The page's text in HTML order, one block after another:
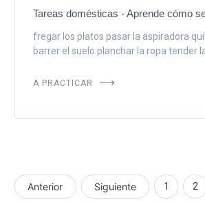
Tareas domésticas - Aprende cómo
fregar los platos pasar la aspiradora
barrer el suelo planchar la ropa tender la
A PRACTICAR
Anterior Siguiente 1 2